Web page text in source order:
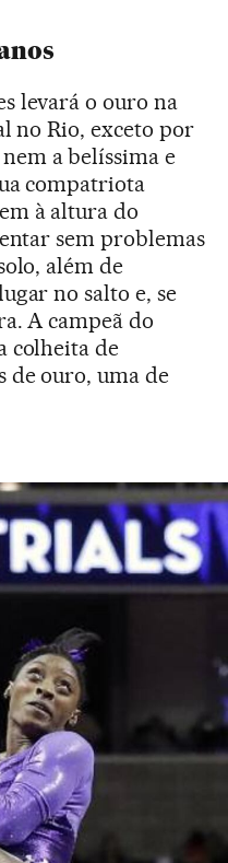
levará o ouro na
no Rio, exceto por
a belíssima e
compatriota
à altura do
sem problemas
além de
no salto e, se
A campeã do
colheita de
de ouro, uma de